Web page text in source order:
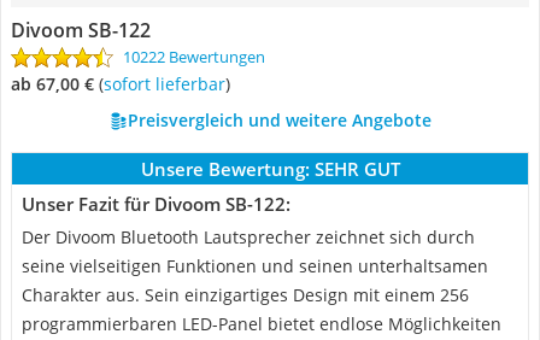
Divoom SB-122
10222 Bewertungen
ab 67,00 € ( Sofort lieferbar)
Preisvergleich und weitere Angebote
Unsere Bewertung: SEHR GUT
Unser Fazit für Divoom SB-122:
Der Divoom Bluetooth Lautsprecher zeichnet sich durch
seine vielseitigen Funktionen und seinen unterhaltsamen
Charakter aus. Sein einzigartiges Design mit einem 256
programmierbaren LED-Panel bietet endlose Möglichkeiten